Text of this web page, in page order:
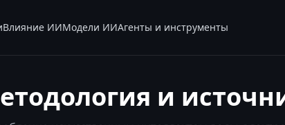
Влияние ИИМодели ИИАгенты и инструменты
и